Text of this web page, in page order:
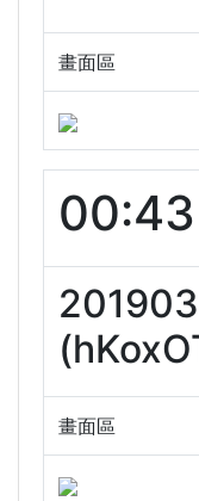
畫面區
畫面區